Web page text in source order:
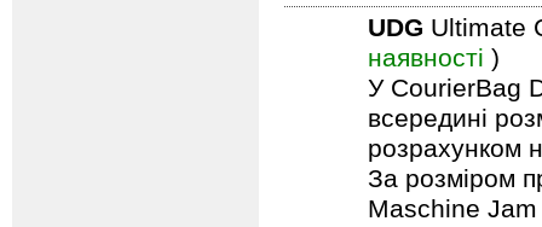
UDG Ultimate
наявності )
У CourierBag
всередині
розрахунком
За розміром
Maschine Jam